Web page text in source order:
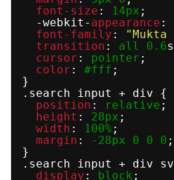
font-size : 14px ;
-webkit- appearance :
font-family : "Mukta
transition : all 0.6
cursor : pointer ;
color : #fff ;
}
.search input + div {
position : relative ;
height : 28px ;
width : 100%;
margin : -28px 0 0 0 ;
}
.search input + div
display : block ;